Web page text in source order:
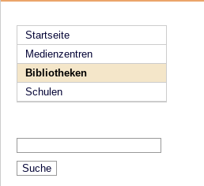
Startseite
Medienzentren
Bibliotheken
Schulen